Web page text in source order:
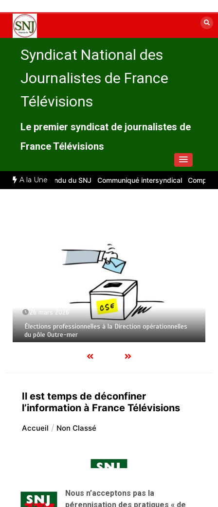
contenu
Syndicat National des
Journalistes de France
Télévisions
Le premier syndicat de journalistes de
France Télévisions
A la Une
: compte rendu du SNJ Communiqué intersyndical Compte-
26 mars 2026
Élections professionnelles à la Direction opérationnelles
du pôle Outre-mer
Il est temps de déconfiner
l’information à France Télévisions
Accueil Non Classé
Nous n’acceptons pas la
pérennisation des pratiques « de